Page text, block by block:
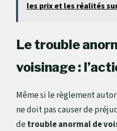
les prix et les réalités
Le trouble
voisinage :
Même si le règlement
ne doit pas causer de
detrouble anormal de